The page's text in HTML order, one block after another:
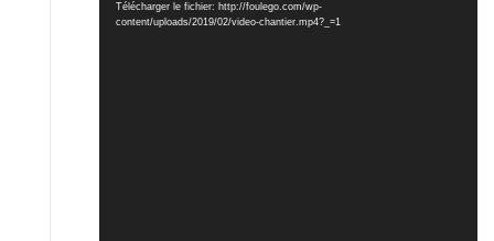
vidéo
Télécharger le fichier: http://foulego.com/wp-
content/uploads/2019/02/video-chantier.mp4?_=1